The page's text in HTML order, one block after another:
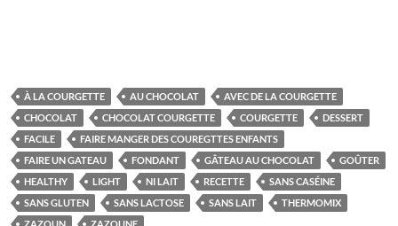
À LA COURGETTE AU CHOCOLAT
AVEC DE LA COURGETTE
CHOCOLAT
CHOCOLAT COURGETTE COURGETTE
DESSERT
FACILE
FAIRE MANGER DES COUREGTTES ENFANTS
FAIRE UN GATEAU
FONDANT GÂTEAU AU CHOCOLAT
GOÛTER
HEALTHY
LIGHT NI LAIT RECETTE
SANS CASÉINE
SANS GLUTEN
SANS LACTOSE SANS LAIT
THERMOMIX